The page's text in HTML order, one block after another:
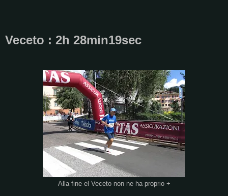
Veceto : 2h 28min19sec
Alla fine el Veceto non ne ha proprio +